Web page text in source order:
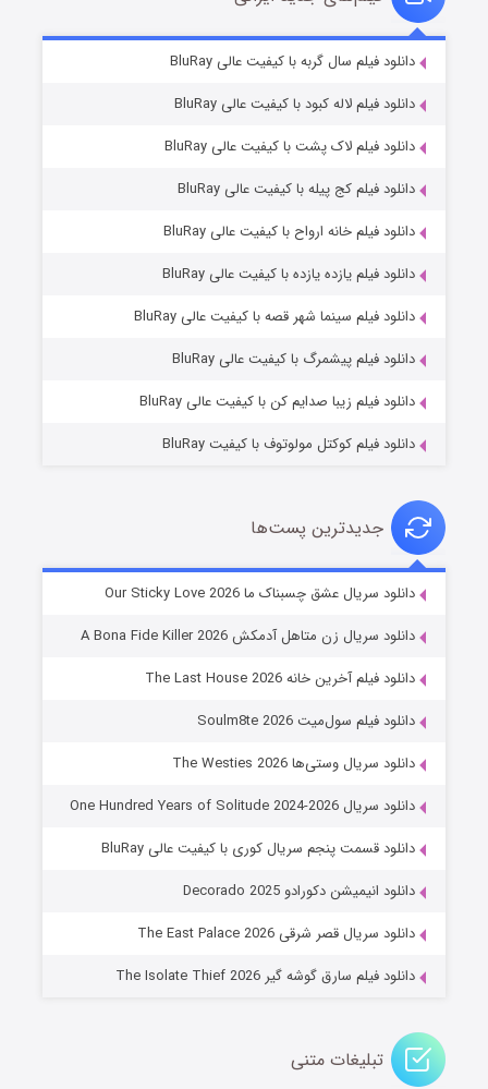
قسمت۶ (زیرنویس) منتشر شد
شوهر
عملیات آپارتمان
قسمت۲ (زیرنویس) منتشر شد
دانلود فیلم سال گربه با کیفیت عالی BluRay
دانلود فیلم لاله کبود با کیفیت عالی BluRay
دانلود فیلم لاک پشت با کیفیت عالی BluRay
دانلود فیلم کج‌ پیله با کیفیت عالی BluRay
دانلود فیلم خانه ارواح با کیفیت عالی BluRay
دانلود فیلم یازده یازده با کیفیت عالی BluRay
دانلود فیلم سینما شهر قصه با کیفیت عالی BluRay
دانلود فیلم پیشمرگ با کیفیت عالی BluRay
دانلود فیلم زیبا صدایم کن با کیفیت عالی BluRay
دانلود فیلم کوکتل مولوتوف با کیفیت BluRay
جدیدترین پست‌ها
دانلود سریال عشق چسبناک ما Our Sticky Love 2026
دانلود سریال زن متاهل آدمکش A Bona Fide Killer 2026
دانلود فیلم آخرین خانه The Last House 2026
دانلود فیلم سول‌میت Soulm8te 2026
دانلود سریال وستی‌ها The Westies 2026
دانلود سریال One Hundred Years of Solitude 2024-2026
دانلود قسمت پنجم سریال کوری با کیفیت عالی BluRay
دانلود انیمیشن دکورادو Decorado 2025
دانلود سریال قصر شرقی The East Palace 2026
دانلود فیلم سارق گوشه گیر The Isolate Thief 2026
تبلیغات متنی